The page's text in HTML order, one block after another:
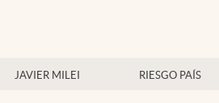
JAVIER MILEI RIESGO PAÍS